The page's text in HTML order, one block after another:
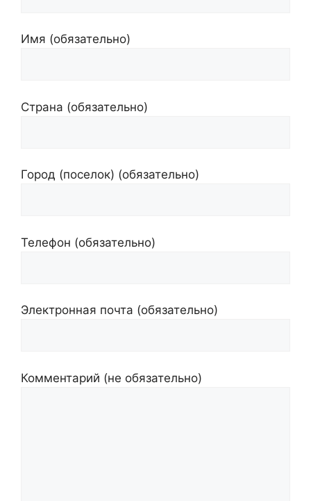
Имя (обязательно)
Страна (обязательно)
Город (поселок) (обязательно)
Телефон (обязательно)
Электронная почта (обязательно)
Комментарий (не обязательно)